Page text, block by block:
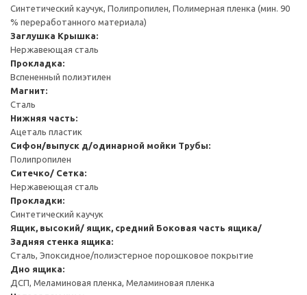
Синтетический каучук, Полипропилен, Полимерная пленка (мин. 90
% переработанного материала)
Заглушка Крышка:
Нержавеющая сталь
Прокладка:
Вспененный полиэтилен
Магнит:
Сталь
Нижняя часть:
Ацеталь пластик
Сифон/выпуск д/одинарной мойки Трубы:
Полипропилен
Ситечко/ Сетка:
Нержавеющая сталь
Прокладки:
Синтетический каучук
Ящик, высокий/ ящик, средний Боковая часть ящика/
Задняя стенка ящика:
Сталь, Эпоксидное/полиэстерное порошковое покрытие
Дно ящика:
ДСП, Меламиновая пленка, Меламиновая пленка